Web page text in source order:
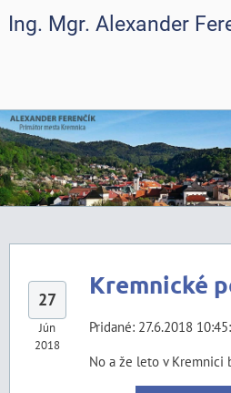
Ing. Mgr. Alexander
27
Jún
2018
Kremnické
Pridané: 27.6.2018
No a že leto v Kremnici